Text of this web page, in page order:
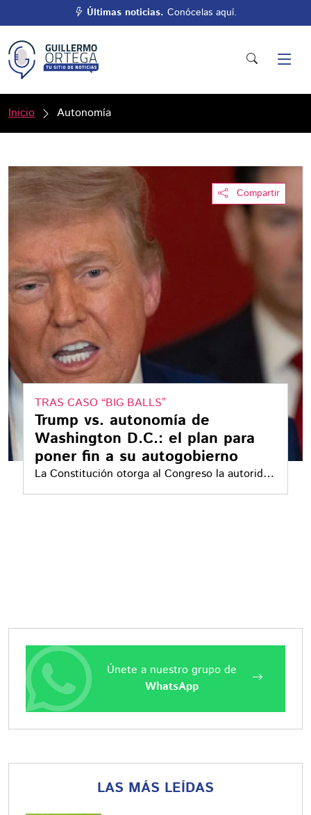
Últimas noticias. Conócelas aquí.
Inicio Autonomía
Compartir
TRAS CASO “BIG BALLS”
Trump vs. autonomía de
Washington D.C.: el plan para
poner fin a su autogobierno
La Constitución otorga al Congreso la autoridad
última sobre el Distrito capital de EE.UU.
Únete a nuestro grupo de
WhatsApp
LAS MÁS LEÍDAS